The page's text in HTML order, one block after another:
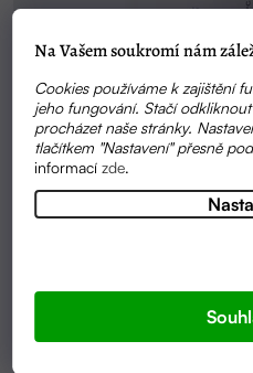
Na Vašem soukromí nám
Cookies používáme k zajištění
jeho fungování. Stačí
procházet naše stránky.
tlačítkem "Nastavení" přesně
informacízde.
HEŘMÁNKOVÝ BALZÁM